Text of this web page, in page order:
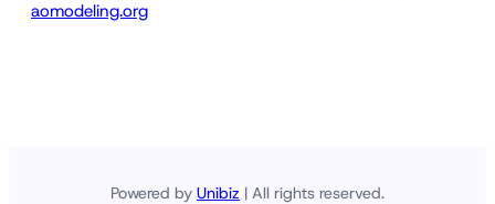
aomodeling.org
Powered by Unibiz | All rights reserved.